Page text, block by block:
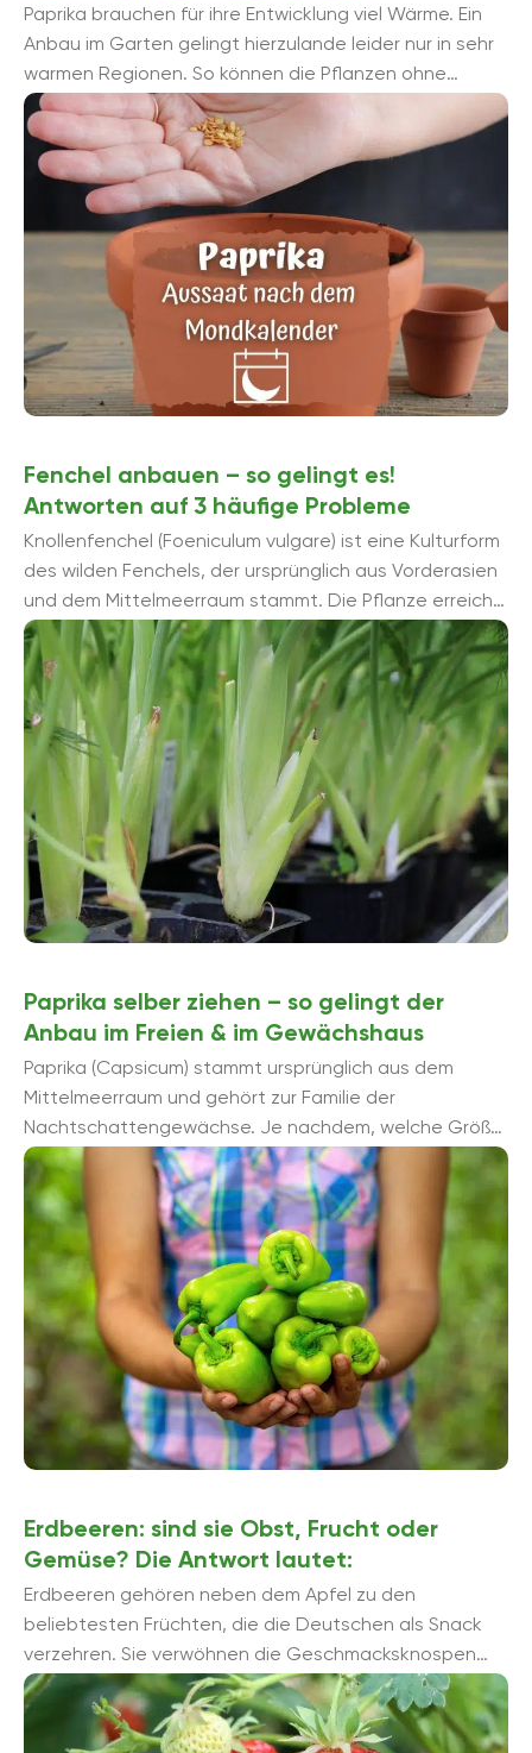
Paprika brauchen für ihre Entwicklung viel Wärme. Ein
Anbau im Garten gelingt hierzulande leider nur in sehr
warmen Regionen. So können die Pflanzen ohne
Probleme in den ...
Fenchel anbauen – so gelingt es!
Antworten auf 3 häufige Probleme
Knollenfenchel (Foeniculum vulgare) ist eine Kulturform
des wilden Fenchels, der ursprünglich aus Vorderasien
und dem Mittelmeerraum stammt. Die Pflanze erreicht
eine Wuchshöhe von 50 bis 150 cm und bildet im ...
Paprika selber ziehen – so gelingt der
Anbau im Freien & im Gewächshaus
Paprika (Capsicum) stammt ursprünglich aus dem
Mittelmeerraum und gehört zur Familie der
Nachtschattengewächse. Je nachdem, welche Größe,
Geschmack oder Schärfe die Früchte haben, werden
...
Erdbeeren: sind sie Obst, Frucht oder
Gemüse? Die Antwort lautet:
Erdbeeren gehören neben dem Apfel zu den
beliebtesten Früchten, die die Deutschen als Snack
verzehren. Sie verwöhnen die Geschmacksknospen
auf der Zunge mit ihrer charakteristischen Süße ...